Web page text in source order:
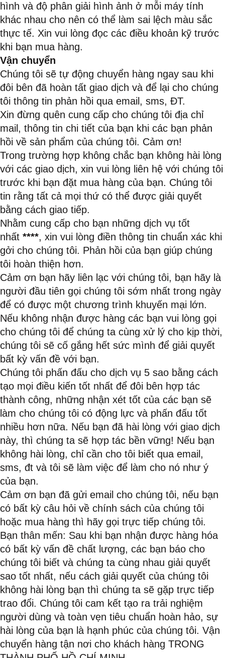
hình và độ phân giải hình ảnh ở mỗi máy tính
khác nhau cho nên có thể làm sai lệch màu sắc
thực tế. Xin vui lòng đọc các điều khoản kỹ trước
khi bạn mua hàng.
Vận chuyển
Chúng tôi sẽ tự động chuyển hàng ngay sau khi
đôi bên đã hoàn tất giao dịch và để lại cho chúng
tôi thông tin phản hồi qua email, sms, ĐT.
Xin đừng quên cung cấp cho chúng tôi địa chỉ
mail, thông tin chi tiết của bạn khi các bạn phản
hồi về sản phẩm của chúng tôi. Cảm ơn!
Trong trường hợp không chắc bạn không hài lòng
với các giao dịch, xin vui lòng liên hệ với chúng tôi
trước khi bạn đặt mua hàng của bạn. Chúng tôi
tin rằng tất cả mọi thứ có thể được giải quyết
bằng cách giao tiếp.
Nhằm cung cấp cho bạn những dịch vụ tốt
nhất ****, xin vui lòng điền thông tin chuẩn xác khi
gởi cho chúng tôi. Phản hồi của bạn giúp chúng
tôi hoàn thiện hơn.
Cảm ơn bạn hãy liên lạc với chúng tôi, bạn hãy là
người đầu tiên gọi chúng tôi sớm nhất trong ngày
để có được một chương trình khuyến mại lớn.
Nếu không nhận được hàng các bạn vui lòng gọi
cho chúng tôi để chúng ta cùng xử lý cho kịp thời,
chúng tôi sẽ cố gắng hết sức mình để giải quyết
bất kỳ vấn đề với bạn.
Chúng tôi phấn đấu cho dịch vụ 5 sao bằng cách
tạo mọi điều kiến tốt nhất để đôi bên hợp tác
thành công, những nhận xét tốt của các bạn sẽ
làm cho chúng tôi có động lực và phấn đấu tốt
nhiều hơn nữa. Nếu bạn đã hài lòng với giao dịch
này, thì chúng ta sẽ hợp tác bền vững! Nếu bạn
không hài lòng, chỉ cần cho tôi biết qua email,
sms, đt và tôi sẽ làm việc để làm cho nó như ý
của bạn.
Cảm ơn bạn đã gửi email cho chúng tôi, nếu bạn
có bất kỳ câu hỏi về chính sách của chúng tôi
hoặc mua hàng thì hãy gọi trực tiếp chúng tôi.
Bạn thân mến: Sau khi bạn nhận được hàng hóa
có bất kỳ vấn đề chất lượng, các bạn báo cho
chúng tôi biết và chúng ta cùng nhau giải quyết
sao tốt nhất, nếu cách giải quyết của chúng tôi
không hài lòng bạn thì chúng ta sẽ gặp trực tiếp
trao đổi. Chúng tôi cam kết tạo ra trải nghiệm
người dùng và toàn vẹn tiêu chuẩn hoàn hảo, sự
hài lòng của bạn là hạnh phúc của chúng tôi. Vận
chuyển hàng tận nơi cho khách hàng TRONG